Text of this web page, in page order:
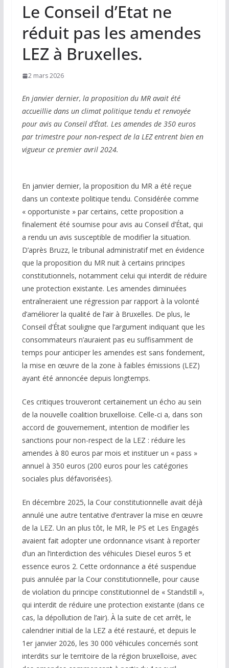
Le Conseil d’Etat ne
réduit pas les amendes
LEZ à Bruxelles.
2 mars 2026
En janvier dernier, la proposition du MR avait été
accueillie dans un climat politique tendu et renvoyée
pour avis au Conseil d’État. Les amendes de 350 euros
par trimestre pour non-respect de la LEZ entrent bien en
vigueur ce premier avril 2024.
En janvier dernier, la proposition du MR a été reçue
dans un contexte politique tendu. Considérée comme
« opportuniste » par certains, cette proposition a
finalement été soumise pour avis au Conseil d’État, qui
a rendu un avis susceptible de modifier la situation.
D’après Bruzz, le tribunal administratif met en évidence
que la proposition du MR nuit à certains principes
constitutionnels, notamment celui qui interdit de réduire
une protection existante. Les amendes diminuées
entraîneraient une régression par rapport à la volonté
d’améliorer la qualité de l’air à Bruxelles. De plus, le
Conseil d’État souligne que l’argument indiquant que les
consommateurs n’auraient pas eu suffisamment de
temps pour anticiper les amendes est sans fondement,
la mise en œuvre de la zone à faibles émissions (LEZ)
ayant été annoncée depuis longtemps.
Ces critiques trouveront certainement un écho au sein
de la nouvelle coalition bruxelloise. Celle-ci a, dans son
accord de gouvernement, intention de modifier les
sanctions pour non-respect de la LEZ : réduire les
amendes à 80 euros par mois et instituer un « pass »
annuel à 350 euros (200 euros pour les catégories
sociales plus défavorisées).
En décembre 2025, la Cour constitutionnelle avait déjà
annulé une autre tentative d’entraver la mise en œuvre
de la LEZ. Un an plus tôt, le MR, le PS et Les Engagés
avaient fait adopter une ordonnance visant à reporter
d’un an l’interdiction des véhicules Diesel euros 5 et
essence euros 2. Cette ordonnance a été suspendue
puis annulée par la Cour constitutionnelle, pour cause
de violation du principe constitutionnel de « Standstill »,
qui interdit de réduire une protection existante (dans ce
cas, la dépollution de l’air). À la suite de cet arrêt, le
calendrier initial de la LEZ a été restauré, et depuis le
1er janvier 2026, les 30 000 véhicules concernés sont
interdits sur le territoire de la région bruxelloise, avec